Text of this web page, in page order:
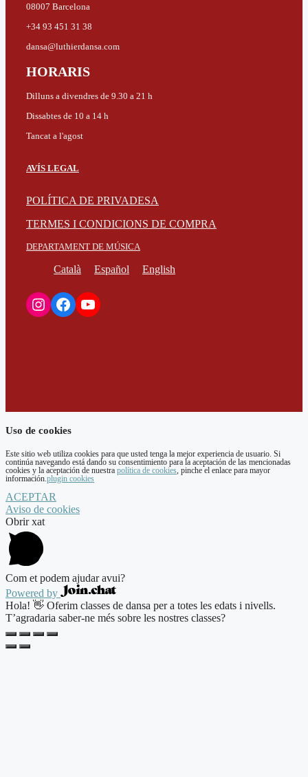
08007 Barcelona
+34 93 451 31 38
dansa@luthierdansa.com
HORARIS
Dilluns a divendres de 9.30 a 21 h
Dissabtes de 10 a 14 h
Tancat a l'agost
AVÍS LEGAL
POLÍTICA DE PRIVADESA
TERMES I CONDICIONS DE COMPRA
DEPARTAMENT DE MÚSICA
Català Español English
Instagram
Facebook
YouTube
Uso de cookies
Este sitio web utiliza cookies para que usted tenga la mejor experiencia de usuario. Si
continúa navegando está dando su consentimiento para la aceptación de las mencionadas
cookies y la aceptación de nuestra política de cookies , pinche el enlace para mayor
información. plugin cookies
ACEPTAR
Aviso de cookies
Obrir xat
Com et podem ajudar avui?
Powered by
Hola! 👋 Oferim classes de dansa per a totes les edats i nivells.
T’agradaria saber-ne més sobre les nostres classes?